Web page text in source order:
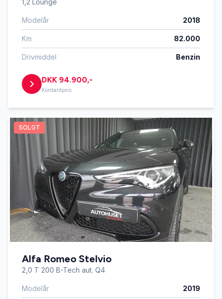
1,2 Lounge
Modelår 2018
Km 82.000
Drivmiddel Benzin
DKK 94.900,-
Kontantpris
SOLGT
Alfa Romeo Stelvio
2,0 T 200 B-Tech aut. Q4
Modelår 2019